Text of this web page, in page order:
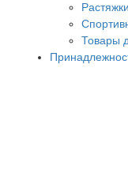
Товары